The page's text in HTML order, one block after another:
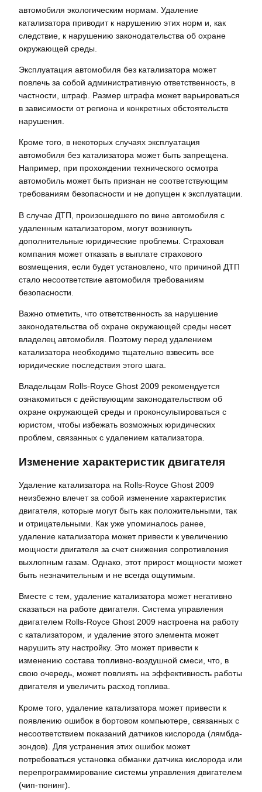
автомобиля экологическим нормам. Удаление
катализатора приводит к нарушению этих норм и, как
следствие, к нарушению законодательства об охране
окружающей среды.
Эксплуатация автомобиля без катализатора может
повлечь за собой административную ответственность, в
частности, штраф. Размер штрафа может варьироваться
в зависимости от региона и конкретных обстоятельств
нарушения.
Кроме того, в некоторых случаях эксплуатация
автомобиля без катализатора может быть запрещена.
Например, при прохождении технического осмотра
автомобиль может быть признан не соответствующим
требованиям безопасности и не допущен к эксплуатации.
В случае ДТП, произошедшего по вине автомобиля с
удаленным катализатором, могут возникнуть
дополнительные юридические проблемы. Страховая
компания может отказать в выплате страхового
возмещения, если будет установлено, что причиной ДТП
стало несоответствие автомобиля требованиям
безопасности.
Важно отметить, что ответственность за нарушение
законодательства об охране окружающей среды несет
владелец автомобиля. Поэтому перед удалением
катализатора необходимо тщательно взвесить все
юридические последствия этого шага.
Владельцам Rolls-Royce Ghost 2009 рекомендуется
ознакомиться с действующим законодательством об
охране окружающей среды и проконсультироваться с
юристом, чтобы избежать возможных юридических
проблем, связанных с удалением катализатора.
Изменение характеристик двигателя
Удаление катализатора на Rolls-Royce Ghost 2009
неизбежно влечет за собой изменение характеристик
двигателя, которые могут быть как положительными, так
и отрицательными. Как уже упоминалось ранее,
удаление катализатора может привести к увеличению
мощности двигателя за счет снижения сопротивления
выхлопным газам. Однако, этот прирост мощности может
быть незначительным и не всегда ощутимым.
Вместе с тем, удаление катализатора может негативно
сказаться на работе двигателя. Система управления
двигателем Rolls-Royce Ghost 2009 настроена на работу
с катализатором, и удаление этого элемента может
нарушить эту настройку. Это может привести к
изменению состава топливно-воздушной смеси, что, в
свою очередь, может повлиять на эффективность работы
двигателя и увеличить расход топлива.
Кроме того, удаление катализатора может привести к
появлению ошибок в бортовом компьютере, связанных с
несоответствием показаний датчиков кислорода (лямбда-
зондов). Для устранения этих ошибок может
потребоваться установка обманки датчика кислорода или
перепрограммирование системы управления двигателем
(чип-тюнинг).